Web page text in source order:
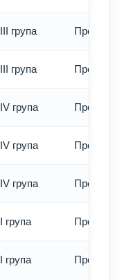
III група Превод -
III група Превод -
IV група Превод -
IV група Превод -
IV група Превод -
I група Превод -
I група Превод -